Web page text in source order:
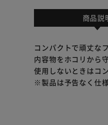
商品説
コンパクトで頑丈な
内容物をホコリから
使用しないときはコ
※製品は予告なく仕